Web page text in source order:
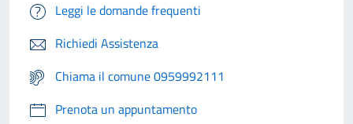
Leggi le domande frequenti
Richiedi Assistenza
Chiama il comune 0959992111
Prenota un appuntamento